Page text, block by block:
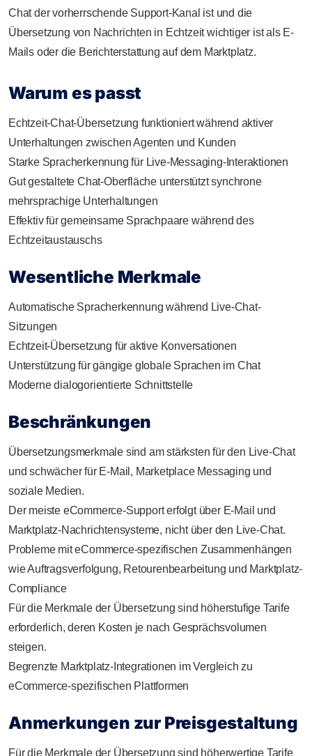
Chat der vorherrschende Support-Kanal ist und die
Übersetzung von Nachrichten in Echtzeit wichtiger ist als E-
Mails oder die Berichterstattung auf dem Marktplatz.
Warum es passt
Echtzeit-Chat-Übersetzung funktioniert während aktiver
Unterhaltungen zwischen Agenten und Kunden
Starke Spracherkennung für Live-Messaging-Interaktionen
Gut gestaltete Chat-Oberfläche unterstützt synchrone
mehrsprachige Unterhaltungen
Effektiv für gemeinsame Sprachpaare während des
Echtzeitaustauschs
Wesentliche Merkmale
Automatische Spracherkennung während Live-Chat-
Sitzungen
Echtzeit-Übersetzung für aktive Konversationen
Unterstützung für gängige globale Sprachen im Chat
Moderne dialogorientierte Schnittstelle
Beschränkungen
Übersetzungsmerkmale sind am stärksten für den Live-Chat
und schwächer für E-Mail, Marketplace Messaging und
soziale Medien.
Der meiste eCommerce-Support erfolgt über E-Mail und
Marktplatz-Nachrichtensysteme, nicht über den Live-Chat.
Probleme mit eCommerce-spezifischen Zusammenhängen
wie Auftragsverfolgung, Retourenbearbeitung und Marktplatz-
Compliance
Für die Merkmale der Übersetzung sind höherstufige Tarife
erforderlich, deren Kosten je nach Gesprächsvolumen
steigen.
Begrenzte Marktplatz-Integrationen im Vergleich zu
eCommerce-spezifischen Plattformen
Anmerkungen zur Preisgestaltung
Für die Merkmale der Übersetzung sind höherwertige Tarife